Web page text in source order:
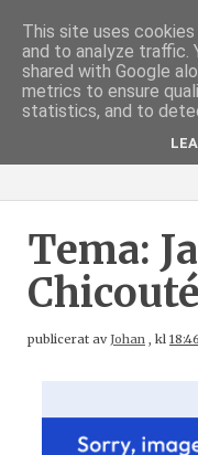
Tema:
Chicouté
publicerat avJohan , kl 18:46
This site uses
and to analyze traffic.
shared with Google
metrics to ensure
statistics, and to